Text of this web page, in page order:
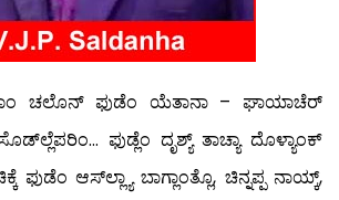
ಚಲೊನ್ ಫುಡೆಂ ಯೆತಾನಾ – ಘಾಯಾಚೆರ್
ಫುಡ್ಲೆಂ ದೃಶ್ಯ್ ತಾಚ್ಯಾ ದೊಳ್ಯಾಂಕ್
ಆಸ್‍ಲ್ಲ್ಯಾ ಬಾಗ್ಲಾಂತ್ಲೊ, ಚಿನ್ನಪ್ಪ ನಾಯ್ಕ್,